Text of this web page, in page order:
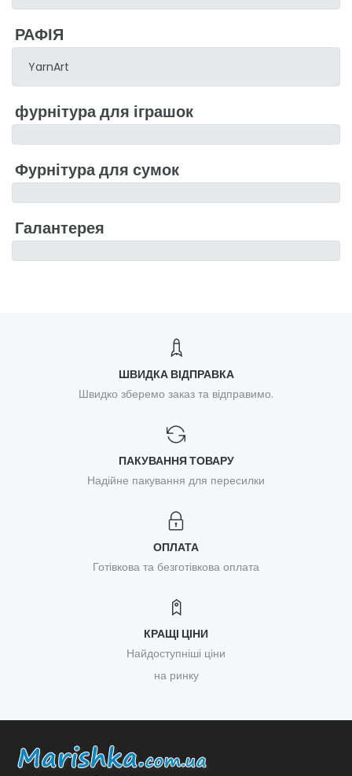
РАФІЯ
YarnArt
фурнітура для іграшок
Фурнітура для сумок
Галантерея
ШВИДКА ВІДПРАВКА
Швидко зберемо заказ та відправимо.
ПАКУВАННЯ ТОВАРУ
Надійне пакування для пересилки
ОПЛАТА
Готівкова та безготівкова оплата
КРАЩІ ЦІНИ
Найдоступніші ціни
на ринку